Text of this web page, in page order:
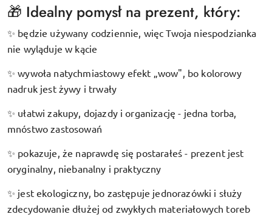
🎁 Idealny pomysł na prezent, który:
✨ będzie używany codziennie, więc Twoja niespodzianka
nie wyląduje w kącie
✨ wywoła natychmiastowy efekt „wow", bo kolorowy
nadruk jest żywy i trwały
✨ ułatwi zakupy, dojazdy i organizację - jedna torba,
mnóstwo zastosowań
✨ pokazuje, że naprawdę się postarałeś - prezent jest
oryginalny, niebanalny i praktyczny
✨ jest ekologiczny, bo zastępuje jednorazówki i służy
zdecydowanie dłużej od zwykłych materiałowych toreb